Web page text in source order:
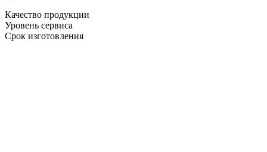
Качество продукции
Уровень сервиса
Срок изготовления